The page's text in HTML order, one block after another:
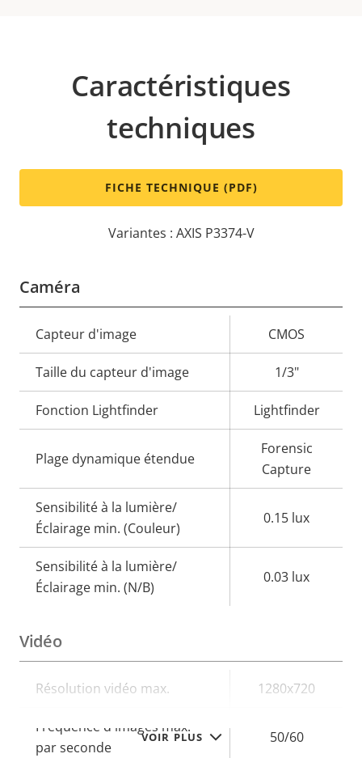
VOIR PLUS
Caractéristiques
techniques
FICHE TECHNIQUE (PDF)
Variantes : AXIS P3374-V
Caméra
Description
de la
propriété
la
propriété
Capteur d'image CMOS
Taille du capteur d'image 1/3"
Fonction Lightfinder Lightfinder
Plage dynamique étendue
Forensic
Capture
Sensibilité à la lumière/
Éclairage min. (Couleur)
0.15 lux
Sensibilité à la lumière/
Éclairage min. (N/B)
0.03 lux
Vidéo
Description
propriété
Valeur de
propriété
Résolution vidéo max. 1280x720
Fréquence d'images max.
par seconde
50/60